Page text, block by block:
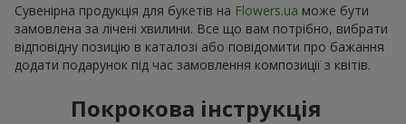
Сувенірна продукція для букетів на Flowers.ua може бути
замовлена за лічені хвилини. Все що вам потрібно, вибрати
відповідну позицію в каталозі або повідомити про бажання
додати подарунок під час замовлення композиції з квітів.
Покрокова інструкція